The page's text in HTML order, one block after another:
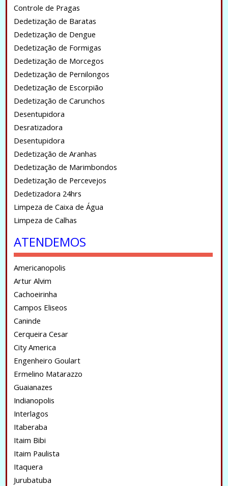
Controle de Pragas
Dedetização de Baratas
Dedetização de Dengue
Dedetização de Formigas
Dedetização de Morcegos
Dedetização de Pernilongos
Dedetização de Escorpião
Dedetização de Carunchos
Desentupidora
Desratizadora
Desentupidora
Dedetização de Aranhas
Dedetização de Marimbondos
Dedetização de Percevejos
Dedetizadora 24hrs
Limpeza de Caixa de Água
Limpeza de Calhas
ATENDEMOS
Americanopolis
Artur Alvim
Cachoeirinha
Campos Eliseos
Caninde
Cerqueira Cesar
City America
Engenheiro Goulart
Ermelino Matarazzo
Guaianazes
Indianopolis
Interlagos
Itaberaba
Itaim Bibi
Itaim Paulista
Itaquera
Jurubatuba